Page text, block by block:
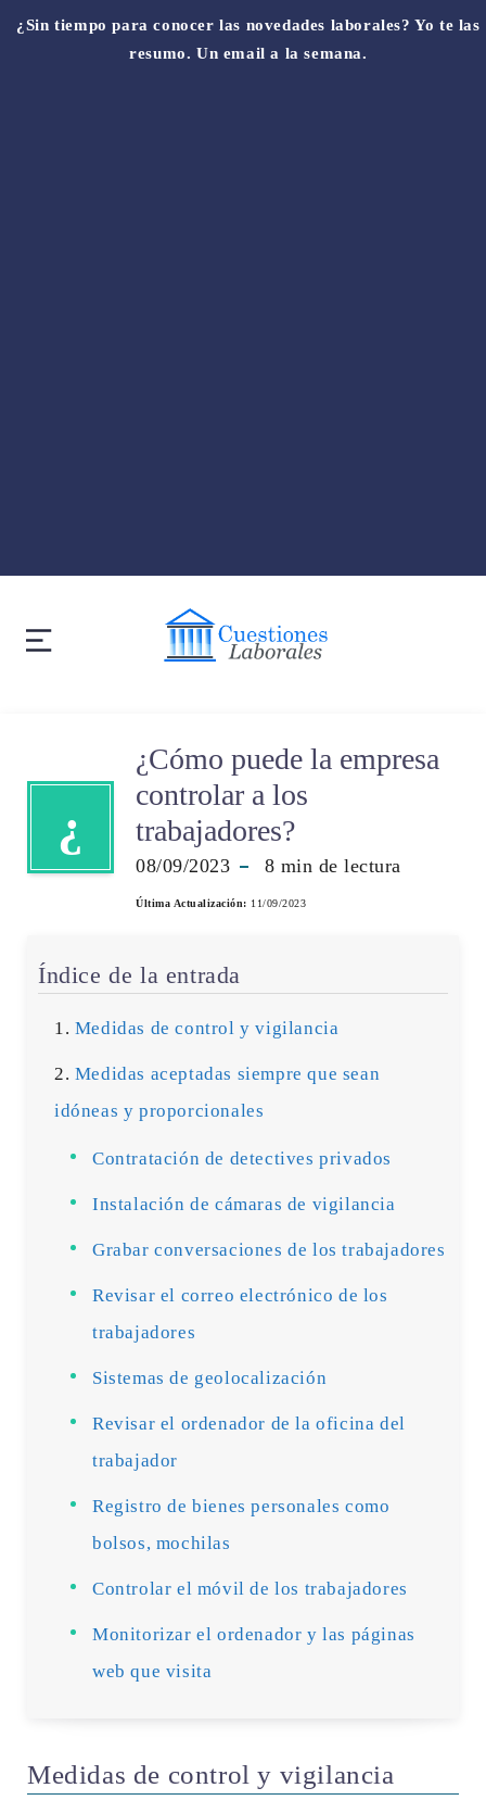
¿Sin tiempo para conocer las novedades laborales? Yo te las
resumo. Un email a la semana.
¿
¿Cómo puede la empresa
controlar a los
trabajadores?
08/09/2023 8 min de lectura
Última Actualización: 11/09/2023
Índice de la entrada
Medidas de control y vigilancia
Medidas aceptadas siempre que sean
idóneas y proporcionales
Contratación de detectives privados
Instalación de cámaras de vigilancia
Grabar conversaciones de los trabajadores
Revisar el correo electrónico de los
trabajadores
Sistemas de geolocalización
Revisar el ordenador de la oficina del
trabajador
Registro de bienes personales como
bolsos, mochilas
Controlar el móvil de los trabajadores
Monitorizar el ordenador y las páginas
web que visita
Medidas de control y vigilancia